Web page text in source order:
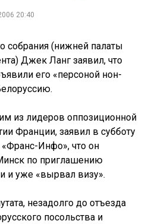
20:40
собрания (нижней палаты
Джек Ланг заявил, что
его «персоной нон-
из лидеров оппозиционной
Франции, заявил в субботу
Инфо», что он
по приглашению
и уже «вырвал визу».
незадолго до отъезда
посольства и